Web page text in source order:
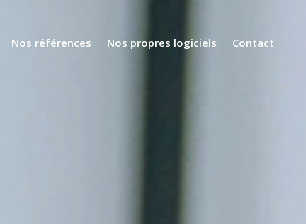
Nos références Nos propres logiciels Contact